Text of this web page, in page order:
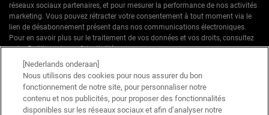
réseaux sociaux partenaires, et pour mesurer la performance de nos activités
marketing. Vous pouvez rétracter votre consentement à tout moment via le
lien de désabonnement présent dans nos communications électroniques.
Pour en savoir plus sur le traitement de vos données et vos droits, consultez
notrePolitique de confidentialité.
* Offre de bienvenue valable pour une première commande. Non cumulable
avec d'autres offres ou promotions en cours, mais cumulable avec les offres
'Cadeau avec achat' . Utilisation limitée à une seule fois par client. Non
applicable sur les éditions limitées & ensembles.
[Nederlands onderaan]
Nous utilisons des cookies pour nous assurer du bon
fonctionnement de notre site, pour personnaliser notre
contenu et nos publicités, pour proposer des fonctionnalités
disponibles sur les réseaux sociaux et afin d’analyser notre